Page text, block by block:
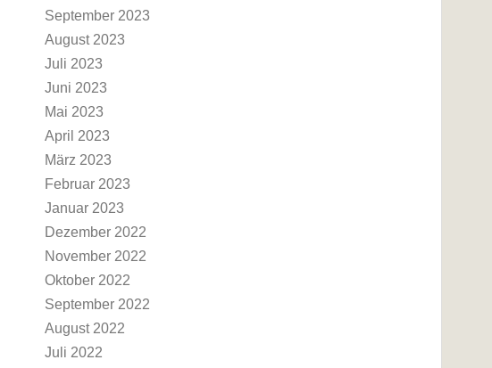
September 2023
August 2023
Juli 2023
Juni 2023
Mai 2023
April 2023
März 2023
Februar 2023
Januar 2023
Dezember 2022
November 2022
Oktober 2022
September 2022
August 2022
Juli 2022